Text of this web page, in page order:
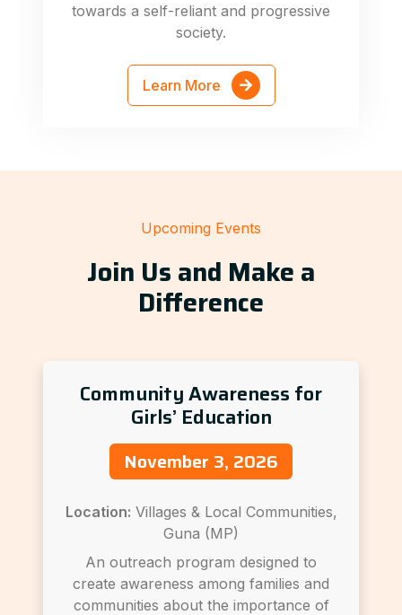
towards a self-reliant and progressive
society.
Learn More
Upcoming Events
Join Us and Make a
Difference
Community Awareness for
Girls’ Education
November 3, 2026
Location: Villages & Local Communities,
Guna (MP)
An outreach program designed to
create awareness among families and
communities about the importance of